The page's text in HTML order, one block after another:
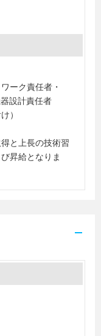
ーク責任者・
設計責任者
）
と上長の技術習
昇給となりま